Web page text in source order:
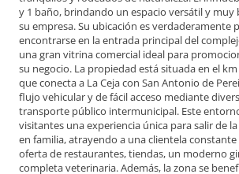
y 1 baño, brindando un espacio versátil y
su empresa. Su ubicación es verdaderamente
encontrarse en la entrada principal del
una gran vitrina comercial ideal para
su negocio. La propiedad está situada en el
que conecta a La Ceja con San Antonio de
flujo vehicular y de fácil acceso mediante
transporte público intermunicipal. Este
visitantes una experiencia única para salir de
en familia, atrayendo a una clientela constante
oferta de restaurantes, tiendas, un moderno
completa veterinaria. Además, la zona se